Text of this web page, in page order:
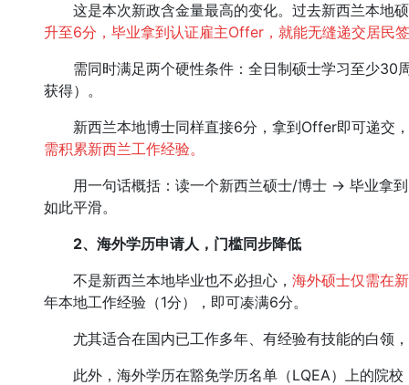
这是本次新政含金量最高的变化。过去新西兰本地
升至6分，毕业拿到认证雇主Offer，就能无缝递交居民
需同时满足两个硬性条件：全日制硕士学习至少30
获得）。
新西兰本地博士同样直接6分，拿到Offer即可递交
需积累新西兰工作经验。
用一句话概括：读一个新西兰硕士/博士 → 毕业拿
如此平滑。
2、 海外学历申请人，门槛同步降低
不是新西兰本地毕业也不必担心， 海外硕士仅需在
年本地工作经验（1分），即可凑满6分。
尤其适合在国内已工作多年、有经验有技能的白领
此外，海外学历在豁免学历名单（LQEA）上的院校